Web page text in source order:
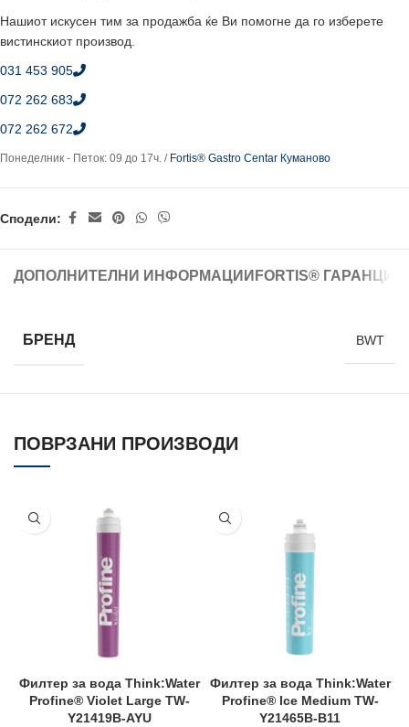
Нашиот искусен тим за продажба ќе Ви помогне да го изберете
вистинскиот производ.
031 453 905
072 262 683
072 262 672
Понеделник - Петок: 09 до 17ч. / Fortis® Gastro Centar Куманово
Сподели:
ДОПОЛНИТЕЛНИ ИНФОРМАЦИИ FORTIS®
БРЕНД BWT
ПОВРЗАНИ ПРОИЗВОДИ
Филтер за вода Think:Water
Profine® Violet Large TW-
Y21419B-AYU
Филтер за вода Think:Water
Profine® Ice Medium TW-
Y21465B-B11